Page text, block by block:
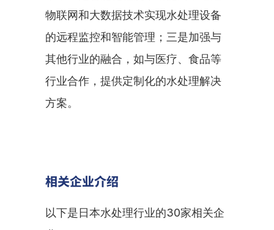
物联网和大数据技术实现水处理设备
的远程监控和智能管理；三是加强与
其他行业的融合，如与医疗、食品等
行业合作，提供定制化的水处理解决
方案。
相关企业介绍
以下是日本水处理行业的30家相关企